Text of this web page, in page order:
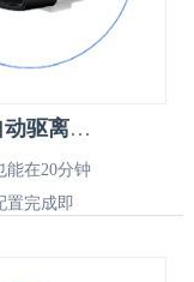
AI视频报警一体机店铺防盗自动驱离方案。
能在20分钟
置完成即